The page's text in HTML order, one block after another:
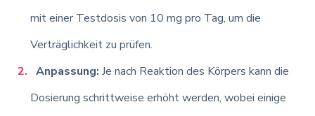
mit einer Testdosis von 10 mg pro Tag, um die
Verträglichkeit zu prüfen.
Anpassung: Je nach Reaktion des Körpers kann die
Dosierung schrittweise erhöht werden, wobei einige